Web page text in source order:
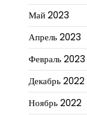
Май 2023
Апрель 2023
Февраль 2023
Декабрь 2022
Ноябрь 2022